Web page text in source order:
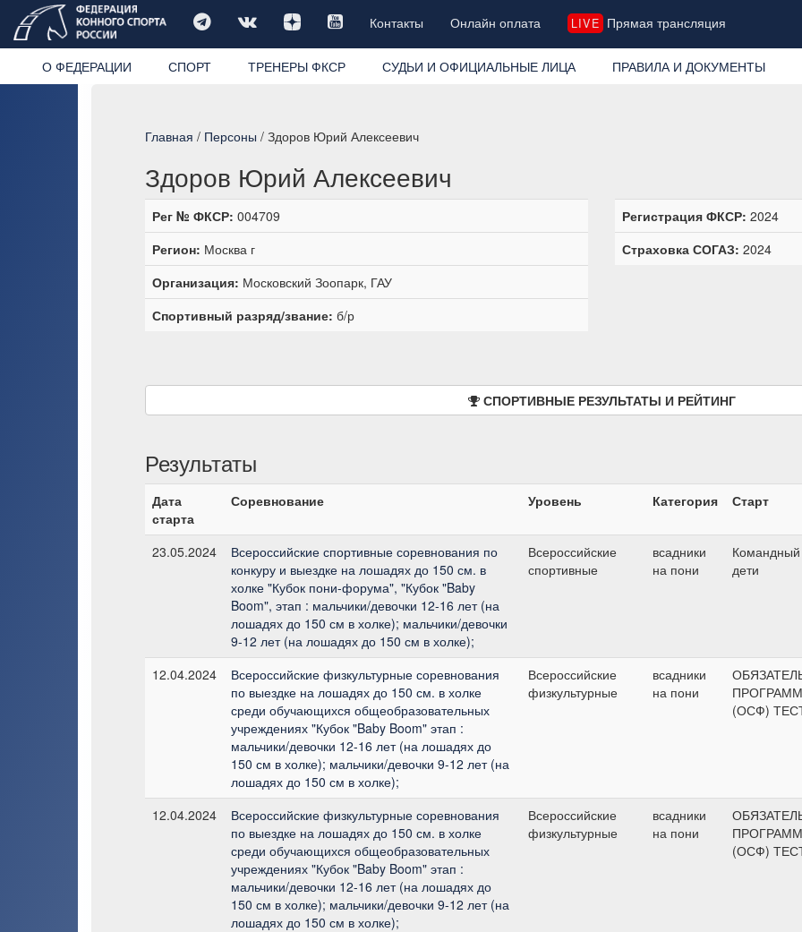
Контакты Онлайн оплата LIVE Прямая трансляция
О ФЕДЕРАЦИИ СПОРТ ТРЕНЕРЫ ФКСР СУДЬИ И ОФИЦИАЛЬНЫЕ ЛИЦА ПРАВИЛА И ДОКУМЕНТЫ
Главная / Персоны / Здоров Юрий Алексеевич
Здоров Юрий Алексеевич
Рег № ФКСР: 004709
Регион: Москва г
Организация: Московский Зоопарк, ГАУ
Спортивный разряд/звание: б/р
Регистрация ФКСР: 2024
Страховка СОГАЗ: 2024
СПОРТИВНЫЕ РЕЗУЛЬТАТЫ И РЕЙТИНГ
Результаты
Дата
старта
Соревнование Уровень Категория Старт
23.05.2024
Всероссийские спортивные соревнования по
конкуру и выездке на лошадях до 150 см. в
холке "Кубок пони-форума", "Кубок "Baby
Boom", этап : мальчики/девочки 12-16 лет (на
лошадях до 150 см в холке); мальчики/девочки
9-12 лет (на лошадях до 150 см в холке);
Всероссийские
спортивные
всадники
на пони
Командный
дети
12.04.2024
Всероссийские физкультурные соревнования
по выездке на лошадях до 150 см. в холке
среди обучающихся общеобразовательных
учреждениях "Кубок "Baby Boom" этап :
мальчики/девочки 12-16 лет (на лошадях до
150 см в холке); мальчики/девочки 9-12 лет (на
лошадях до 150 см в холке);
Всероссийские
физкультурные
всадники
на пони
(ОСФ)
12.04.2024
Всероссийские физкультурные соревнования
по выездке на лошадях до 150 см. в холке
среди обучающихся общеобразовательных
учреждениях "Кубок "Baby Boom" этап :
мальчики/девочки 12-16 лет (на лошадях до
150 см в холке); мальчики/девочки 9-12 лет (на
лошадях до 150 см в холке);
Всероссийские
физкультурные
всадники
на пони
(ОСФ)